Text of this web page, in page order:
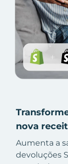
nova
Aumenta a
devoluções